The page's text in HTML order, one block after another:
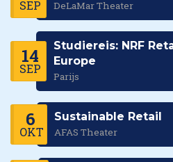
SEP DeLaMar Theater
14
SEP
Studiereis: NRF
Europe
Parijs
6
OKT
Sustainable Retail
AFAS Theater